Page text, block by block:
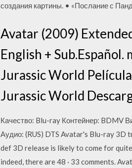
создания картины. • «Послание с
Avatar (2009)
English +
Jurassic World
Jurassic World
Качество: Blu-ray Контейнер: BDMV
Аудио: (RUS) DTS Avatar's Blu-ray 3D
def 3D release is likely to come for
indeed, there are 48 · 33 comments.